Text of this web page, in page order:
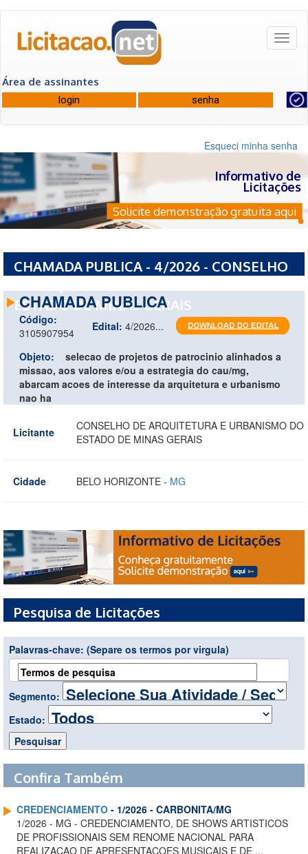
Área de assinantes
Esqueci minha senha
Informativo de
Licitações
Solicite demonstração gratuita aqui
CHAMADA PUBLICA - 4/2026 - CONSELHO
ESTADO DE MINAS GERAIS
CHAMADA PUBLICA
Código:
3105907954
Edital: 4/2026...
Objeto:
selecao de projetos de patrocinio alinhados a
missao, aos valores e/ou a estrategia do cau/mg,
abarcam acoes de interesse da arquitetura e urbanismo
nao ha
Licitante
CONSELHO DE ARQUITETURA E URBANISMO DO
ESTADO DE MINAS GERAIS
Cidade BELO HORIZONTE - MG
Pesquisa de Licitações
Palavras-chave: (Separe os termos por virgula)
Segmento:
Estado:
Confira Também
CREDENCIAMENTO - 1/2026 - CARBONITA/MG
1/2026 - MG - CREDENCIAMENTO, DE SHOWS ARTISTICOS
DE PROFISSIONAIS SEM RENOME NACIONAL PARA
REALIZACAO DE APRESENTACOES MUSICAIS E DE ...